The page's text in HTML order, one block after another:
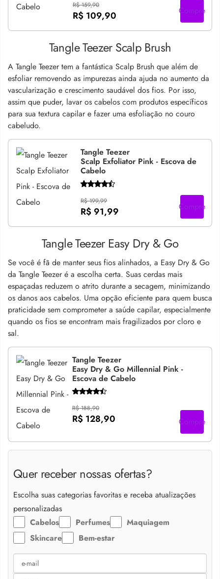
R$ 159,90
R$ 109,90 Compre
Tangle Teezer Scalp Brush
A Tangle Teezer tem a fantástica Scalp Brush que além de
esfoliar removendo as impurezas ainda ajuda no aumento da
vascularização e crescimento saudável dos fios. Por isso,
assim que puder, lavar os cabelos com produtos específicos
para sua textura capilar e fazer uma esfoliação no couro
cabeludo.
Tangle Teezer
Scalp Exfoliator Pink - Escova de
Cabelo
R$ 199,99
R$ 91,99 Compre
Tangle Teezer Easy Dry & Go
Se você é fã de manter seus fios alinhados, a Easy Dry & Go
da Tangle Teezer é a escolha certa. Suas cerdas mais
espaçadas reduzem o atrito durante a secagem, minimizando
os danos aos cabelos. Uma opção eficiente para quem busca
praticidade sem comprometer a saúde capilar, especialmente
quando os fios se encontram mais fragilizados por cloro e
sal.
Tangle Teezer
Easy Dry & Go Millennial Pink -
Escova de Cabelo
R$ 188,90
R$ 128,90 Compre
Quer receber nossas ofertas?
Escolha suas categorias favoritas e receba atualizações
personalizadas
Cabelos
Perfumes
Maquiagem
Skincare
Bem-estar